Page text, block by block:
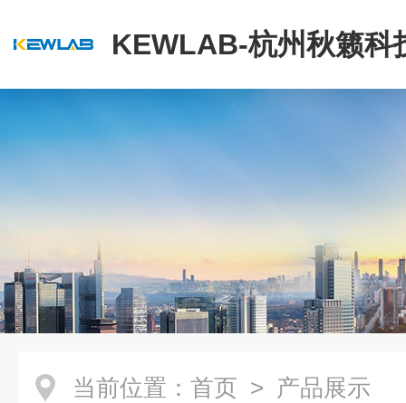
KEWLAB-杭州秋籁科
公司
当前位置： 首页 > 产品展示